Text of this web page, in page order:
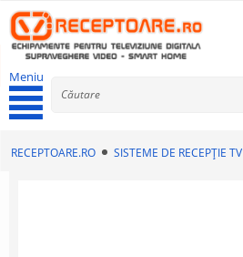
Meniu
RECEPTOARE.RO SISTEME DE RECEPȚIE TV